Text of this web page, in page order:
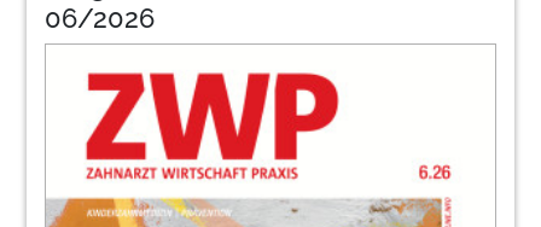
Dr. Stefanie Haug-Grimm
Sendoline AB
SICAT GmbH & Co. KG
06/2026